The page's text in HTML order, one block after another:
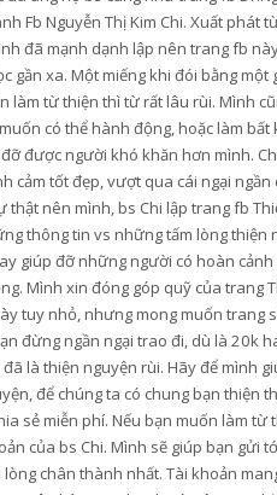
Fb Nguyễn Thị Kim Chi. Xuất phát
đã mạnh dạnh lập nên trang fb
gần xa. Một miếng khi đói bằng một
làm từ thiện thì từ rất lâu rùi. Mình
có thể hành động, hoặc làm
được người khó khăn hơn mình.
cảm tốt đẹp, vượt qua cái ngại
thật nên mình, bs Chi lập trang fb
thông tin vs những tấm lòng thiện
giúp đỡ những người có hoàn
Mình xin đóng góp quỹ của trang
tuy nhỏ, nhưng mong muốn trang
đừng ngần ngại trao đi, dù là 20k
là thiện nguyện rùi. Hãy để mình
để chúng ta có chung bạn thiện
sẻ miễn phí. Nếu bạn muốn làm từ
của bs Chi. Mình sẽ giúp bạn gửi
chân thành nhất. Tài khoản